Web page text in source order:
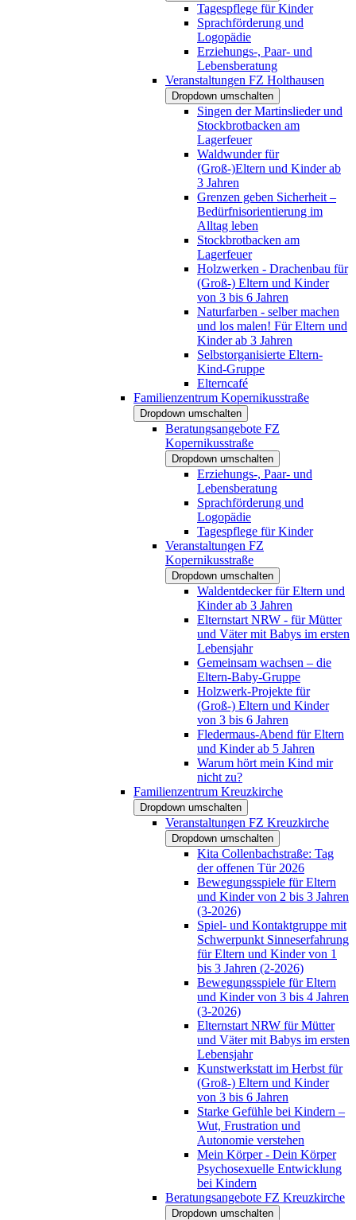
Tagespflege für Kinder
Sprachförderung und
Logopädie
Erziehungs-, Paar- und
Lebensberatung
Veranstaltungen FZ Holthausen
Dropdown umschalten
Singen der Martinslieder und
Stockbrotbacken am
Lagerfeuer
Waldwunder für
(Groß-)Eltern und Kinder ab
3 Jahren
Grenzen geben Sicherheit –
Bedürfnisorientierung im
Alltag leben
Stockbrotbacken am
Lagerfeuer
Holzwerken - Drachenbau für
(Groß-) Eltern und Kinder
von 3 bis 6 Jahren
Naturfarben - selber machen
und los malen! Für Eltern und
Kinder ab 3 Jahren
Selbstorganisierte Eltern-
Kind-Gruppe
Elterncafé
Familienzentrum Kopernikusstraße
Dropdown umschalten
Beratungsangebote FZ
Kopernikusstraße
Dropdown umschalten
Erziehungs-, Paar- und
Lebensberatung
Sprachförderung und
Logopädie
Tagespflege für Kinder
Veranstaltungen FZ
Kopernikusstraße
Dropdown umschalten
Waldentdecker für Eltern und
Kinder ab 3 Jahren
Elternstart NRW - für Mütter
und Väter mit Babys im ersten
Lebensjahr
Gemeinsam wachsen – die
Eltern-Baby-Gruppe
Holzwerk-Projekte für
(Groß-) Eltern und Kinder
von 3 bis 6 Jahren
Fledermaus-Abend für Eltern
und Kinder ab 5 Jahren
Warum hört mein Kind mir
nicht zu?
Familienzentrum Kreuzkirche
Dropdown umschalten
Veranstaltungen FZ Kreuzkirche
Dropdown umschalten
Kita Collenbachstraße: Tag
der offenen Tür 2026
Bewegungsspiele für Eltern
und Kinder von 2 bis 3 Jahren
(3-2026)
Spiel- und Kontaktgruppe mit
Schwerpunkt Sinneserfahrung
für Eltern und Kinder von 1
bis 3 Jahren (2-2026)
Bewegungsspiele für Eltern
und Kinder von 3 bis 4 Jahren
(3-2026)
Elternstart NRW für Mütter
und Väter mit Babys im ersten
Lebensjahr
Kunstwerkstatt im Herbst für
(Groß-) Eltern und Kinder
von 3 bis 6 Jahren
Starke Gefühle bei Kindern –
Wut, Frustration und
Autonomie verstehen
Mein Körper - Dein Körper
Psychosexuelle Entwicklung
bei Kindern
Beratungsangebote FZ Kreuzkirche
Dropdown umschalten